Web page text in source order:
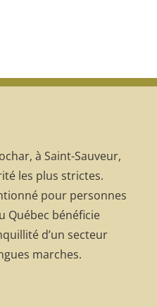
à Saint-Sauveur,
les plus strictes.
pour personnes
Québec bénéficie
d’un secteur
marches.